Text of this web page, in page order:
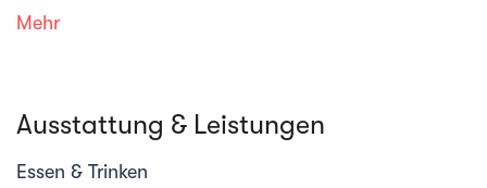
perfekter Ort für Naturliebhaber und
Ob Sie zum Skifahren auf dem Gletscher hier sind,
Mehr
Ausstattung & Leistungen
Essen & Trinken